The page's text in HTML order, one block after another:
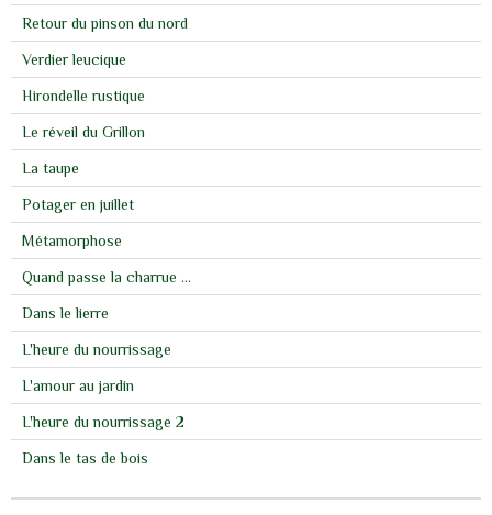
Retour du pinson du nord
Verdier leucique
Hirondelle rustique
Le réveil du Grillon
La taupe
Potager en juillet
Métamorphose
Quand passe la charrue ...
Dans le lierre
L'heure du nourrissage
L'amour au jardin
L'heure du nourrissage 2
Dans le tas de bois